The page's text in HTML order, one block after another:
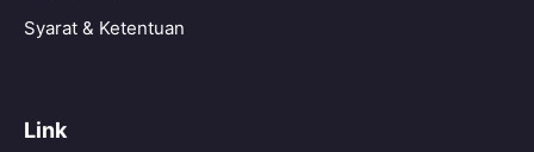
Syarat & Ketentuan
Link